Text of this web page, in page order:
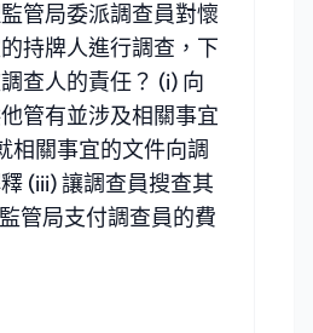
管局委派調查員對懷
持牌人進行調查，下
查人的責任？ (i) 向
管有並涉及相關事宜
相關事宜的文件向調
(iii) 讓調查員搜查其
管局支付調查員的費